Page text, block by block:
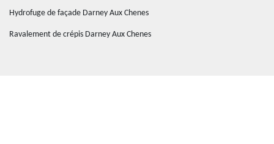
Hydrofuge de façade Darney Aux Chenes
Ravalement de crépis Darney Aux Chenes